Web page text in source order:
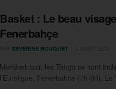
Basket : Le beau
Fenerbahçe
SÉVERINE BOUQUET
Mercredi soir, les Tango se sont
l’Euroligue, Fenerbahce (79-90). Le